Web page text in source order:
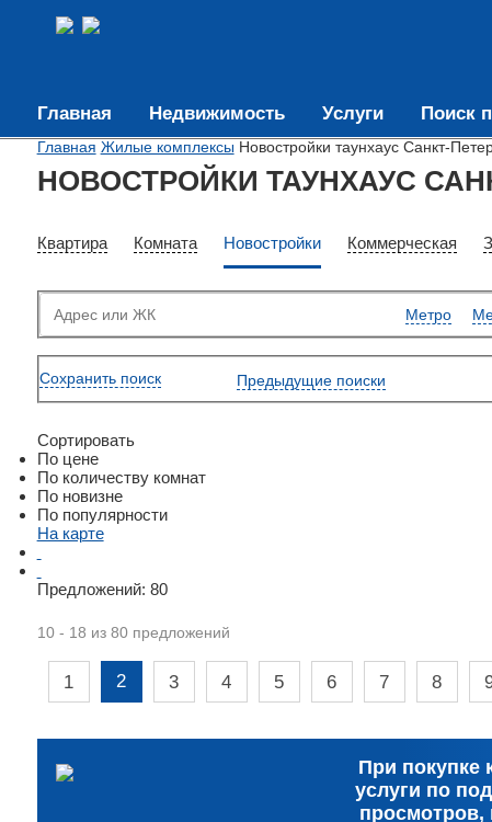
Главная Недвижимость Услуги Поиск
Главная Жилые комплексы Новостройки таунхаус Санкт-
НОВОСТРОЙКИ ТАУНХАУС
Квартира Комната Новостройки Коммерческая
Метро
Сохранить поиск Предыдущие поиски
Сортировать
По цене
По количеству комнат
По новизне
По популярности
На карте
Предложений: 80
10 - 18 из 80 предложений
1 2 3 4 5 6 7 8
При покупке
услуги по